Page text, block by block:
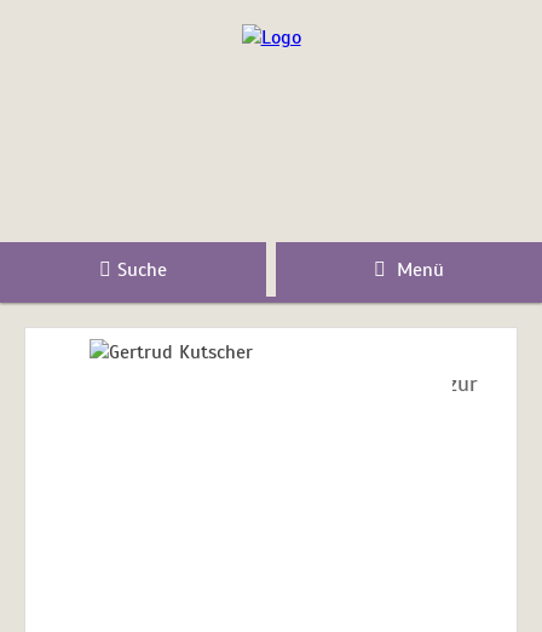
Suche Menü
zur